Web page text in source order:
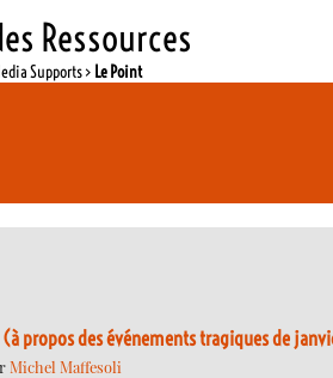
Ressources
Supports > Le Point
(à propos des événements tragiques de
Michel Maffesoli